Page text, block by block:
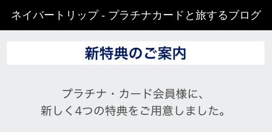
ネイバートリップ - プラチナカードと旅するブログ